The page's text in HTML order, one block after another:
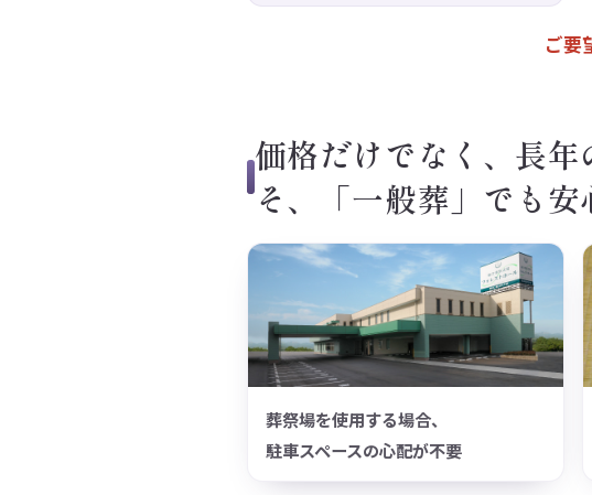
ご要
価格だけでなく、長
そ、「一般葬」でも安
葬祭場を使用する場合、
駐車スペースの心配が不要